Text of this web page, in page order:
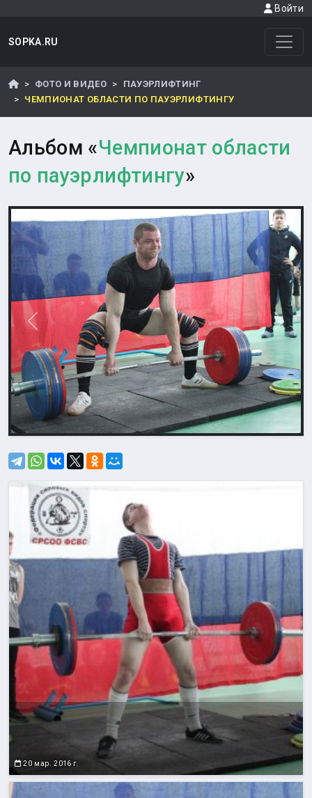
Войти
SOPKA.RU
ФОТО И ВИДЕО
ПАУЭРЛИФТИНГ
ЧЕМПИОНАТ ОБЛАСТИ ПО ПАУЭРЛИФТИНГУ
Альбом «Чемпионат области
по пауэрлифтингу»
Назад
20 мар. 2016 г.